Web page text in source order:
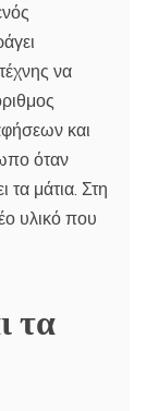
να
και
όταν
τα μάτια. Στη
υλικό που
τα